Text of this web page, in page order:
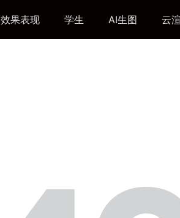
效果表现 学生 AI生图 云